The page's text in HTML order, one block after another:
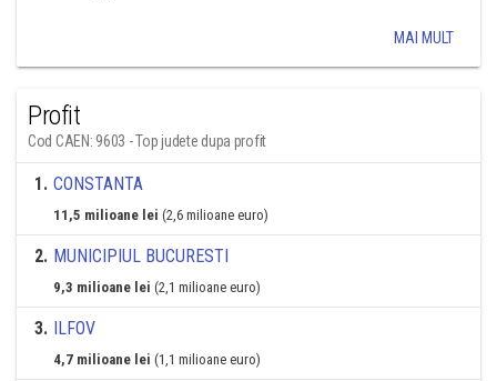
MAI MULT
Profit
Cod CAEN: 9603 - Top judete dupa profit
1. CONSTANTA
11,5 milioane lei (2,6 milioane euro)
2. MUNICIPIUL BUCURESTI
9,3 milioane lei (2,1 milioane euro)
3. ILFOV
4,7 milioane lei (1,1 milioane euro)